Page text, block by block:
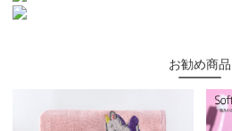
お勧め商品